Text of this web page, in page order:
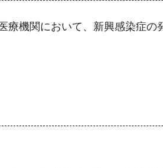
機関において、新興感染症